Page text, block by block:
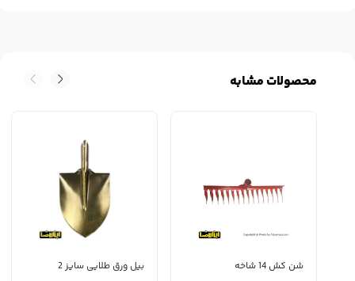
محصولات مشابه
شن کش 14 شاخه ​بیل ورق طلایی سایز 2